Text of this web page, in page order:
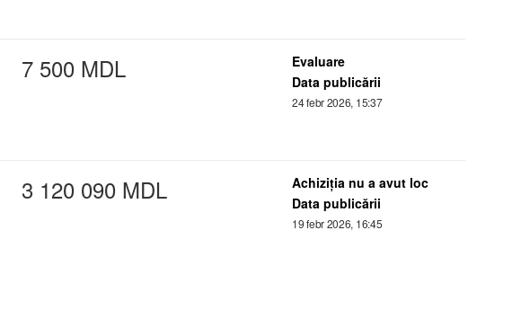
7 500 MDL
Evaluare
Data publicării
24 febr 2026, 15:37
3 120 090 MDL
Achiziţia nu a avut loc
Data publicării
19 febr 2026, 16:45